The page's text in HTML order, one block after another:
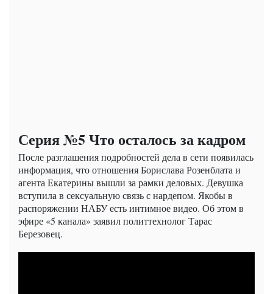
Серия №5 Что осталось за кадром
После разглашения подробностей дела в сети появилась
информация, что отношения Борислава Розенблата и
агента Екатерины вышли за рамки деловых. Девушка
вступила в сексуальную связь с нардепом. Якобы в
распоряжении НАБУ есть интимное видео. Об этом в
эфире «5 канала» заявил политтехнолог Тарас
Березовец.